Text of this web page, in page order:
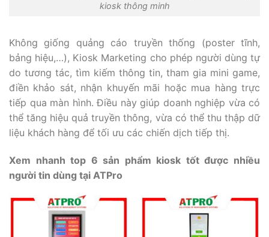
kiosk thông minh
Không giống quảng cáo truyền thống (poster tĩnh,
bảng hiệu,…), Kiosk Marketing cho phép người dùng tự
do tương tác, tìm kiếm thông tin, tham gia mini game,
điền khảo sát, nhận khuyến mãi hoặc mua hàng trực
tiếp qua màn hình. Điều này giúp doanh nghiệp vừa có
thể tăng hiệu quả truyền thông, vừa có thể thu thập dữ
liệu khách hàng để tối ưu các chiến dịch tiếp thị.
Xem nhanh top 6 sản phẩm kiosk tốt được nhiều
người tin dùng tại ATPro